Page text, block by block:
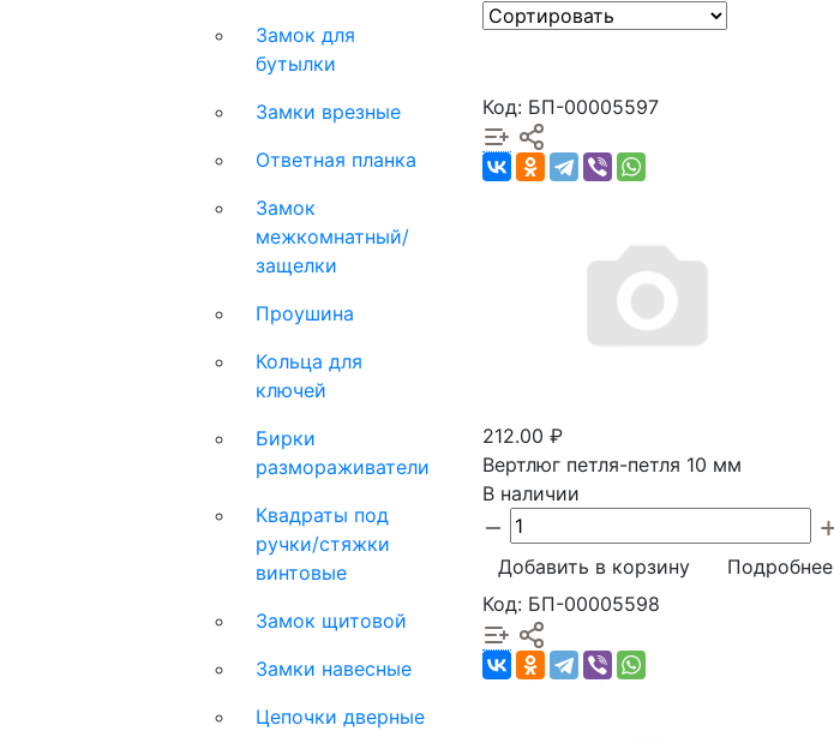
Замок для
бутылки
Замки врезные
Ответная планка
Замок
межкомнатный/
защелки
Проушина
Кольца для
ключей
Бирки
размораживатели
Квадраты под
ручки/стяжки
винтовые
Замок щитовой
Замки навесные
Цепочки дверные
Код: БП-00005597
212.00 ₽
Вертлюг петля-петля 10 мм
В наличии
Добавить в корзину
Подробнее
Код: БП-00005598